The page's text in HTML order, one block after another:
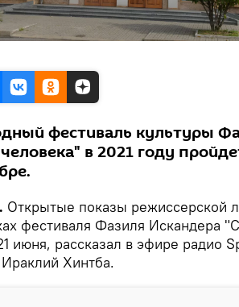
фестиваль культуры
в 2021 году
Открытые показы режиссерской
фестиваля Фазиля Искандера
июня, рассказал в эфире радио
Хинтба.